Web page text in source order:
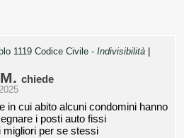
1119 Codice Civile - Indivisibilità
chiede
in cui abito alcuni condomini hanno
i posti auto fissi
migliori per se stessi